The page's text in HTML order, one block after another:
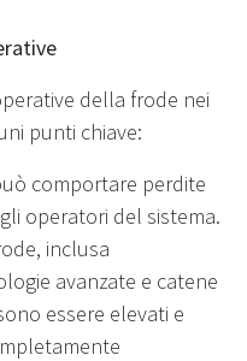
della frode nei
punti chiave:
comportare perdite
operatori del sistema.
inclusa
avanzate e catene
essere elevati e